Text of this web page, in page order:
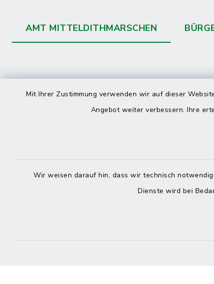
Mit Ihrer Zustimmung verwenden wir auf dieser
Angebot weiter verbessern. Ihre
Wir weisen darauf hin, dass wir technisch
Dienste wird bei
AMT MITTELDITHMARSCHEN
Kontakt
04832 6065-215
Freitag
keinen